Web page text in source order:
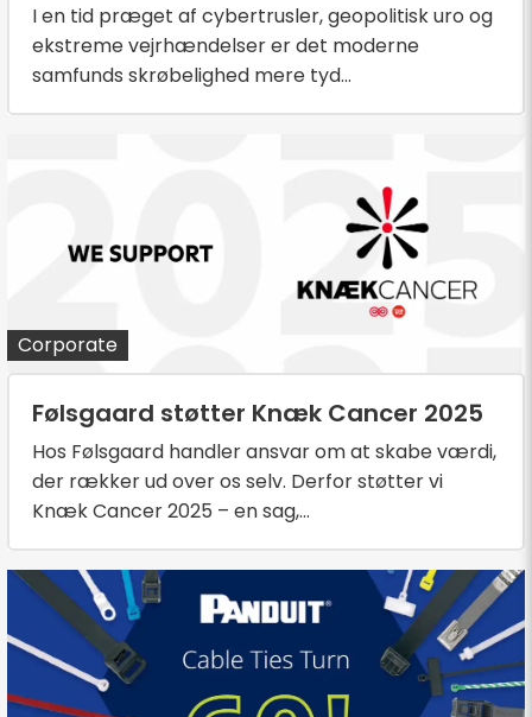
I en tid præget af cybertrusler, geopolitisk uro og
ekstreme vejrhændelser er det moderne
samfunds skrøbelighed mere tyd...
Corporate
Følsgaard støtter Knæk Cancer 2025
Hos Følsgaard handler ansvar om at skabe værdi,
der rækker ud over os selv. Derfor støtter vi
Knæk Cancer 2025 – en sag,...